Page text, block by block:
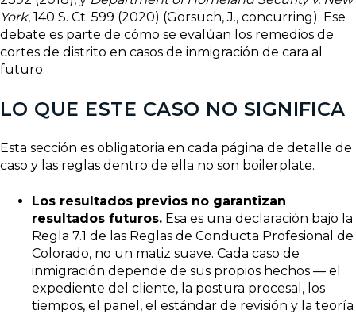
York, 140 S. Ct. 599 (2020) (Gorsuch, J., concurring). Ese
debate es parte de cómo se evalúan los remedios de
cortes de distrito en casos de inmigración de cara al
futuro.
LO QUE ESTE CASO NO SIGNIFICA
Esta sección es obligatoria en cada página de detalle de
caso y las reglas dentro de ella no son boilerplate.
Los resultados previos no garantizan
resultados futuros. Esa es una declaración bajo la
Regla 7.1 de las Reglas de Conducta Profesional de
Colorado, no un matiz suave. Cada caso de
inmigración depende de sus propios hechos — el
expediente del cliente, la postura procesal, los
tiempos, el panel, el estándar de revisión y la teoría